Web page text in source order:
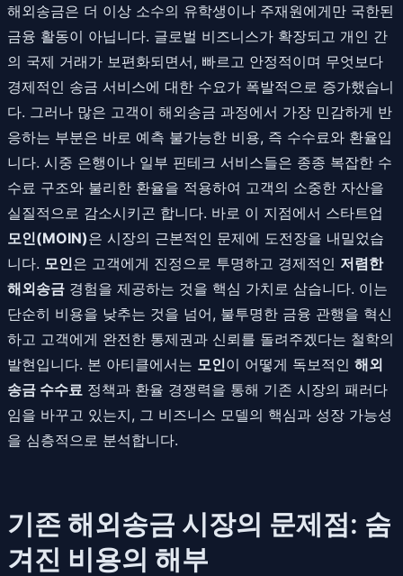
해외송금은 더 이상 소수의 유학생이나 주재원에게만 국한된
금융 활동이 아닙니다. 글로벌 비즈니스가 확장되고 개인 간
의 국제 거래가 보편화되면서, 빠르고 안정적이며 무엇보다
경제적인 송금 서비스에 대한 수요가 폭발적으로 증가했습니
다. 그러나 많은 고객이 해외송금 과정에서 가장 민감하게 반
응하는 부분은 바로 예측 불가능한 비용, 즉 수수료와 환율입
니다. 시중 은행이나 일부 핀테크 서비스들은 종종 복잡한 수
수료 구조와 불리한 환율을 적용하여 고객의 소중한 자산을
실질적으로 감소시키곤 합니다. 바로 이 지점에서 스타트업
모인(MOIN)은 시장의 근본적인 문제에 도전장을 내밀었습
니다. 모인은 고객에게 진정으로 투명하고 경제적인 저렴한
해외송금 경험을 제공하는 것을 핵심 가치로 삼습니다. 이는
단순히 비용을 낮추는 것을 넘어, 불투명한 금융 관행을 혁신
하고 고객에게 완전한 통제권과 신뢰를 돌려주겠다는 철학의
발현입니다. 본 아티클에서는 모인이 어떻게 독보적인 해외
송금 수수료 정책과 환율 경쟁력을 통해 기존 시장의 패러다
임을 바꾸고 있는지, 그 비즈니스 모델의 핵심과 성장 가능성
을 심층적으로 분석합니다.
기존 해외송금 시장의 문제점: 숨
겨진 비용의 해부